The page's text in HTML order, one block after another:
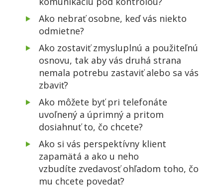
Ako nebrať osobne, keď vás niekto
odmietne?
Ako zostaviť zmysluplnú a použiteľnú
osnovu, tak aby vás druhá strana
nemala potrebu zastaviť alebo sa vás
zbaviť?
Ako môžete byť pri telefonáte
uvoľnený a úprimný a pritom
dosiahnuť to, čo chcete?
Ako si vás perspektívny klient
zapamätá a ako u neho
vzbudíte zvedavosť ohľadom toho, čo
mu chcete povedať?